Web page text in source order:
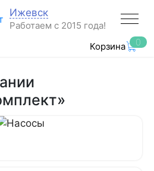
Ижевск
Работаем с 2015 года!
Корзина 0